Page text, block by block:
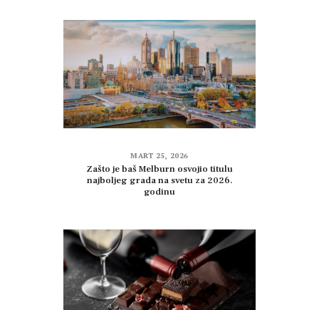
MART 25, 2026
Zašto je baš Melburn osvojio titulu
najboljeg grada na svetu za 2026.
godinu